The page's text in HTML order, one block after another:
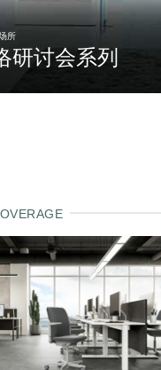
所
研讨会系列